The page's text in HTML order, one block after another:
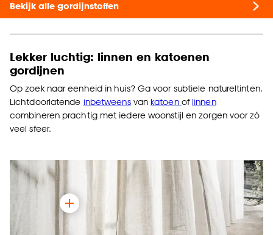
Bekijk alle gordijnstoffen
Lekker luchtig: linnen en katoenen
gordijnen
Op zoek naar eenheid in huis? Ga voor subtiele natureltinten.
Lichtdoorlatende inbetweensvan katoen oflinnen
combineren prachtig met iedere woonstijl en zorgen voor zó
veel sfeer.